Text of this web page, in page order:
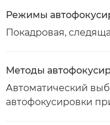
Режимы
Покадровая,
Методы
Автоматический
автофокусировки